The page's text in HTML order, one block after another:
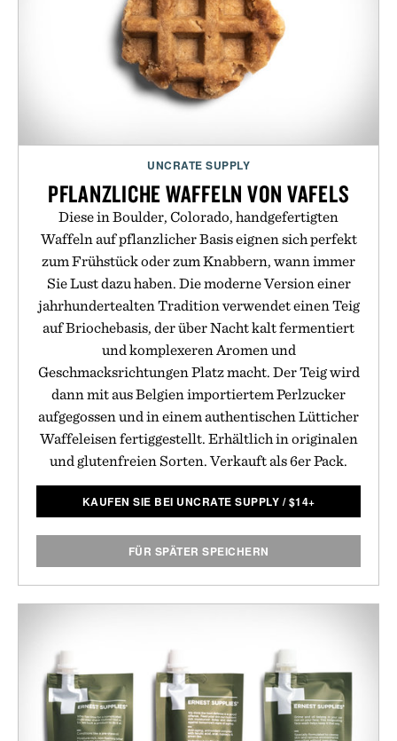
UNCRATE SUPPLY
PFLANZLICHE WAFFELN VON VAFELS
Diese in Boulder, Colorado, handgefertigten
Waffeln auf pflanzlicher Basis eignen sich perfekt
zum Frühstück oder zum Knabbern, wann immer
Sie Lust dazu haben. Die moderne Version einer
jahrhundertealten Tradition verwendet einen Teig
auf Briochebasis, der über Nacht kalt fermentiert
und komplexeren Aromen und
Geschmacksrichtungen Platz macht. Der Teig wird
dann mit aus Belgien importiertem Perlzucker
aufgegossen und in einem authentischen Lütticher
Waffeleisen fertiggestellt. Erhältlich in originalen
und glutenfreien Sorten. Verkauft als 6er Pack.
KAUFEN SIE BEI UNCRATE SUPPLY /$14+
FÜR SPÄTER SPEICHERN